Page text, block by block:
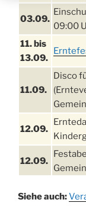
03.09.
09:00
11. bis
13.09.
11.09.
Disco
12.09.
12.09.
13.09.
Siehe auch: